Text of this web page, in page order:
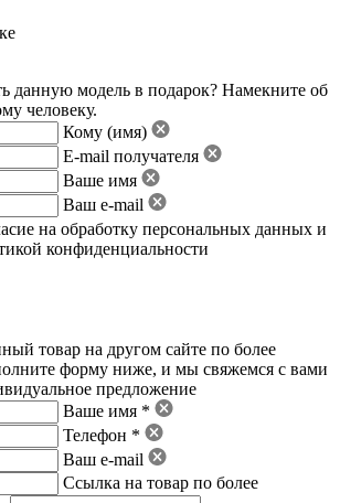
данную модель в подарок? Намекните об
человеку.
Кому (имя)
E-mail получателя
Ваше имя
Ваш e-mail
на обработку персональных данных и
конфиденциальности
товар на другом сайте по более
форму ниже, и мы свяжемся с вами
предложение
Ваше имя *
Телефон *
Ваш e-mail
Ссылка на товар по более